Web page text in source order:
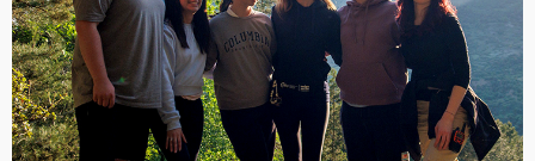
o
k
r
n